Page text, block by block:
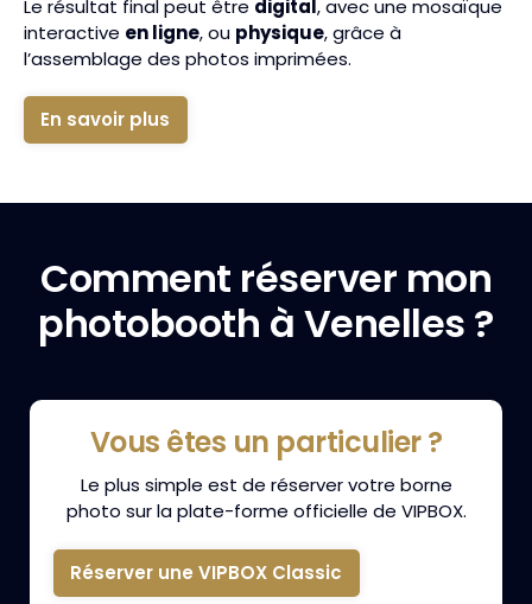
Le résultat final peut être digital, avec une mosaïque
interactive en ligne, ou physique, grâce à
l’assemblage des photos imprimées.
En savoir plus
Comment réserver mon
photobooth à Venelles ?
Vous êtes un particulier ?
Le plus simple est de réserver votre borne
photo sur la plate-forme officielle de VIPBOX.
Réserver une VIPBOX Classic